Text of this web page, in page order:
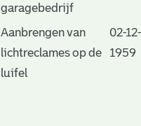
garagebedrijf
Aanbrengen van
lichtreclames op de
luifel
02-12-
1959